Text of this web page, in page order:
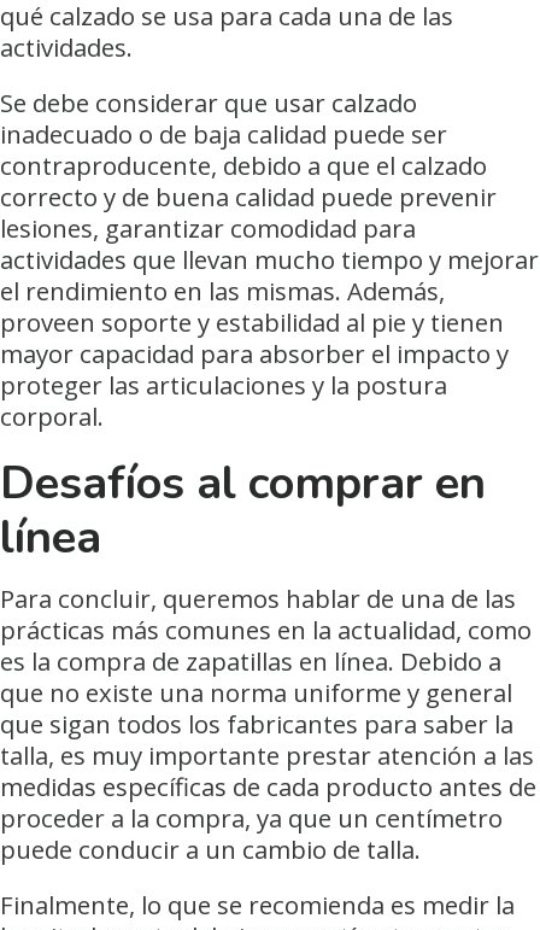
qué calzado se usa para cada una de las
actividades.
Se debe considerar que usar calzado
inadecuado o de baja calidad puede ser
contraproducente, debido a que el calzado
correcto y de buena calidad puede prevenir
lesiones, garantizar comodidad para
actividades que llevan mucho tiempo y mejorar
el rendimiento en las mismas. Además,
proveen soporte y estabilidad al pie y tienen
mayor capacidad para absorber el impacto y
proteger las articulaciones y la postura
corporal.
Desafíos al comprar en
línea
Para concluir, queremos hablar de una de las
prácticas más comunes en la actualidad, como
es la compra de zapatillas en línea. Debido a
que no existe una norma uniforme y general
que sigan todos los fabricantes para saber la
talla, es muy importante prestar atención a las
medidas específicas de cada producto antes de
proceder a la compra, ya que un centímetro
puede conducir a un cambio de talla.
Finalmente, lo que se recomienda es medir la